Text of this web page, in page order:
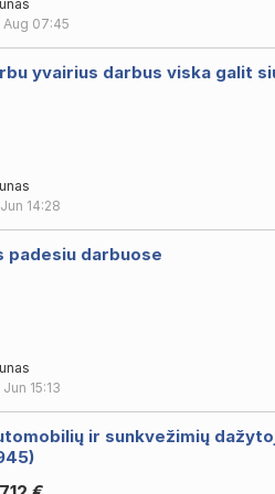
07:45
yvairius darbus viska galit
14:28
padesiu darbuose
15:13
ir sunkvežimių